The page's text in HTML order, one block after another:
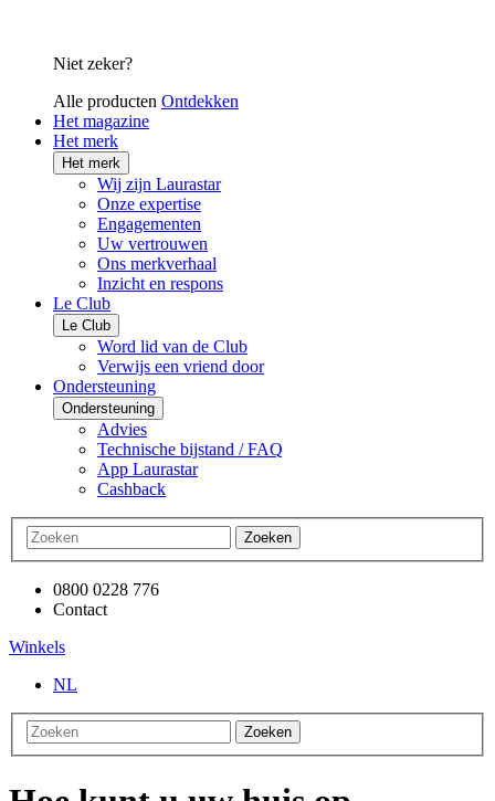
Niet zeker?
Alle producten Ontdekken
Het magazine
Het merk
Het merk
Wij zijn Laurastar
Onze expertise
Engagementen
Uw vertrouwen
Ons merkverhaal
Inzicht en respons
Le Club
Le Club
Word lid van de Club
Verwijs een vriend door
Ondersteuning
Ondersteuning
Advies
Technische bijstand / FAQ
App Laurastar
Cashback
Zoeken
0800 0228 776
Contact
Winkels
NL
Zoeken